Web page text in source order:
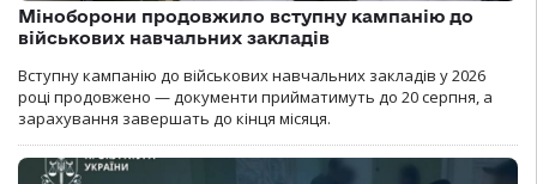
Міноборони продовжило вступну кампанію до
військових навчальних закладів
Вступну кампанію до військових навчальних закладів у 2026
році продовжено — документи прийматимуть до 20 серпня, а
зарахування завершать до кінця місяця.